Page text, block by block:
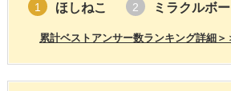
1 ほしねこ 2 ミラクルボ
累計ベストアンサー数ランキング詳細＞